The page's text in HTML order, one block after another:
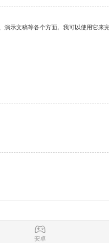
示文稿等各个方面。我可以使用它来
安卓